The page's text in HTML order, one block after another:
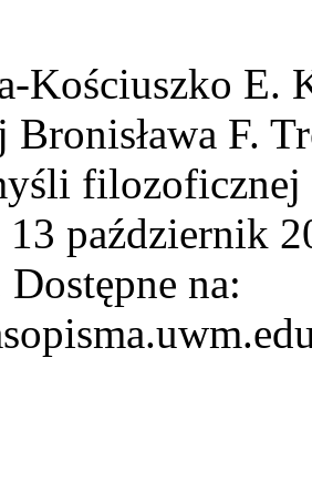
Kościuszko
Bronisława F.
filozoficznej
październik
na: